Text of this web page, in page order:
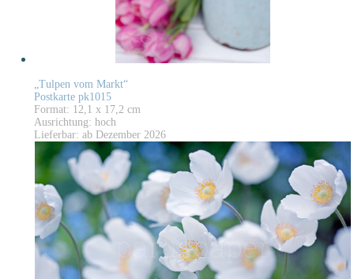
„Tulpen vom Markt“
Postkarte pk1015
Format: 12,1 x 17,2 cm
Ausrichtung: hoch
Lieferbar: ab Dezember 2026